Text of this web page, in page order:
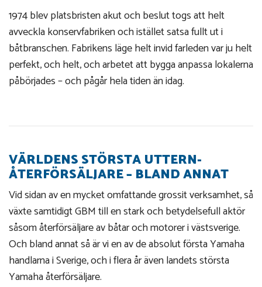
1974 blev platsbristen akut och beslut togs att helt
avveckla konservfabriken och istället satsa fullt ut i
båtbranschen. Fabrikens läge helt invid farleden var ju helt
perfekt, och helt, och arbetet att bygga anpassa lokalerna
påbörjades – och pågår hela tiden än idag.
VÄRLDENS STÖRSTA UTTERN-
ÅTERFÖRSÄLJARE – BLAND ANNAT
Vid sidan av en mycket omfattande grossit verksamhet, så
växte samtidigt GBM till en stark och betydelsefull aktör
såsom återförsäljare av båtar och motorer i västsverige.
Och bland annat så är vi en av de absolut första Yamaha
handlarna i Sverige, och i flera år även landets största
Yamaha återförsäljare.